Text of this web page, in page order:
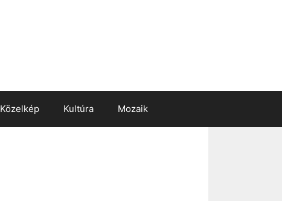
Közelkép Kultúra Mozaik